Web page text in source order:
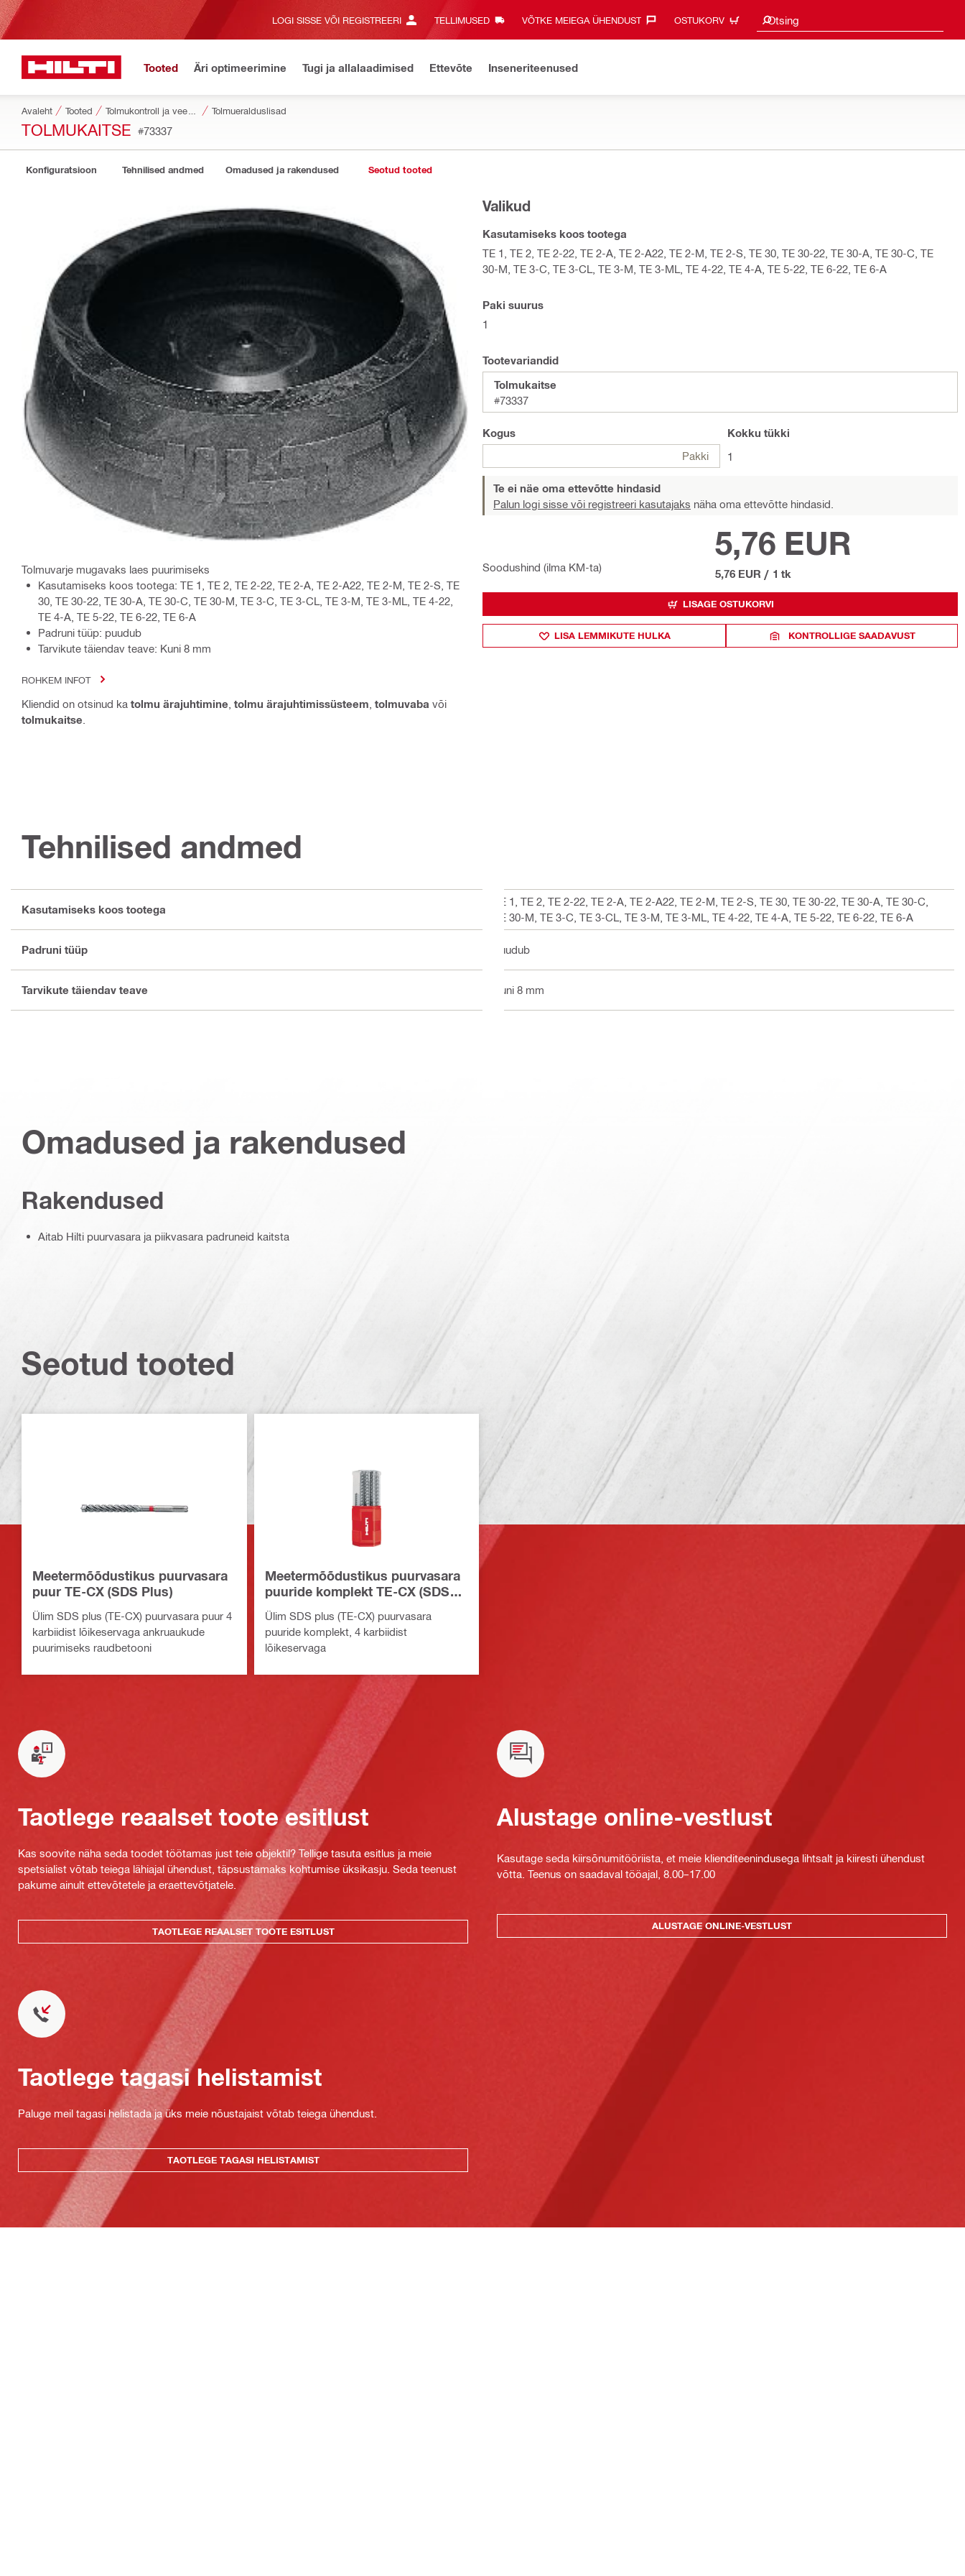
LOGI SISSE VÕI REGISTREERI TELLIMUSED VÕTKE MEIEGA ÜHENDUST‎ OSTUKORV Otsing
Otsingu soovitused
Tooted Äri optimeerimine Tugi ja allalaadimised Ettevõte Inseneriteenused
Avaleht Tooted Tolmueralduslisad
TOLMUKAITSE #73337
Konfiguratsioon Tehnilised andmed Omadused ja rakendused Seotud tooted
Tolmuvarje mugavaks laes puurimiseks
Kasutamiseks koos tootega: TE 1, TE 2, TE 2-22, TE 2-A, TE 2-A22, TE 2-M, TE 2-S, TE
30, TE 30-22, TE 30-A, TE 30-C, TE 30-M, TE 3-C, TE 3-CL, TE 3-M, TE 3-ML, TE 4-22,
TE 4-A, TE 5-22, TE 6-22, TE 6-A
Padruni tüüp: puudub
Tarvikute täiendav teave: Kuni 8 mm
ROHKEM INFOT
Kliendid on otsinud ka tolmu ärajuhtimine tolmu ärajuhtimissüsteem tolmuvaba või
tolmukaitse
Valikud
Kasutamiseks koos tootega
TE 1, TE 2, TE 2-22, TE 2-A, TE 2-A22, TE 2-M, TE 2-S, TE 30, TE 30-22, TE 30-A, TE 30-C, TE
30-M, TE 3-C, TE 3-CL, TE 3-M, TE 3-ML, TE 4-22, TE 4-A, TE 5-22, TE 6-22, TE 6-A
Paki suurus
1
Tootevariandid
Tolmukaitse
#73337
Kogus
Pakki
Kokku tükki
1
Te ei näe oma ettevõtte hindasid
Palun logi sisse või registreeri kasutajaks näha oma ettevõtte hindasid.
Soodushind (ilma KM-ta)
5,76 EUR
5,76 EUR / 1 tk
LISAGE OSTUKORVI
LISA LEMMIKUTE HULKA KONTROLLIGE SAADAVUST
Tehnilised andmed
Kasutamiseks koos tootega
TE 1, TE 2, TE 2-22, TE 2-A, TE 2-A22, TE 2-M, TE 2-S, TE 30, TE 30-22, TE 30-A, TE 30-C,
TE 30-M, TE 3-C, TE 3-CL, TE 3-M, TE 3-ML, TE 4-22, TE 4-A, TE 5-22, TE 6-22, TE 6-A
Padruni tüüp puudub
Tarvikute täiendav teave Kuni 8 mm
Omadused ja rakendused
Rakendused
Aitab Hilti puurvasara ja piikvasara padruneid kaitsta
Seotud tooted
Meetermõõdustikus puurvasara
puur TE-CX (SDS Plus)
Ülim SDS plus (TE-CX) puurvasara puur 4
karbiidist lõikeservaga ankruaukude
puurimiseks raudbetooni
Meetermõõdustikus puurvasara
puuride komplekt TE-CX (SDS
Plus)
Ülim SDS plus (TE-CX) puurvasara
puuride komplekt, 4 karbiidist
lõikeservaga
Taotlege reaalset toote esitlust
Kas soovite näha seda toodet töötamas just teie objektil? Tellige tasuta esitlus ja meie
spetsialist võtab teiega lähiajal ühendust, täpsustamaks kohtumise üksikasju. Seda teenust
pakume ainult ettevõtetele ja eraettevõtjatele.
TAOTLEGE REAALSET TOOTE ESITLUST
Alustage online-vestlust
Kasutage seda kiirsõnumitööriista, et meie klienditeenindusega lihtsalt ja kiiresti ühendust
võtta. Teenus on saadaval tööajal, 8.00–17.00
ALUSTAGE ONLINE-VESTLUST
Taotlege tagasi helistamist
Paluge meil tagasi helistada ja üks meie nõustajaist võtab teiega ühendust.
TAOTLEGE TAGASI HELISTAMIST